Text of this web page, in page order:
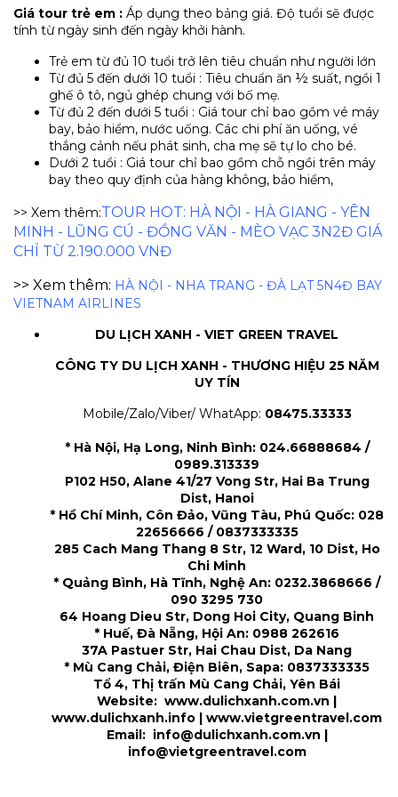
Giá tour trẻ em : Áp dụng theo bảng giá. Độ tuổi sẽ được
tính từ ngày sinh đến ngày khởi hành.
Trẻ em từ đủ 10 tuổi trở lên tiêu chuẩn như người lớn
Từ đủ 5 đến dưới 10 tuổi : Tiêu chuẩn ăn ½ suất, ngồi 1
ghế ô tô, ngủ ghép chung với bố mẹ.
Từ đủ 2 đến dưới 5 tuổi : Giá tour chỉ bao gồm vé máy
bay, bảo hiểm, nước uống. Các chi phí ăn uống, vé
thắng cảnh nếu phát sinh, cha mẹ sẽ tự lo cho bé.
Dưới 2 tuổi : Giá tour chỉ bao gồm chỗ ngồi trên máy
bay theo quy định của hàng không, bảo hiểm,
>> Xem thêm:TOUR HOT: HÀ NỘI - HÀ GIANG - YÊN
MINH - LŨNG CÚ - ĐỒNG VĂN - MÈO VẠC 3N2Đ GIÁ
CHỈ TỪ 2.190.000 VNĐ
>> Xem thêm: HÀ NỘI - NHA TRANG - ĐÀ LẠT 5N4Đ BAY
VIETNAM AIRLINES
DU LỊCH XANH - VIET GREEN TRAVEL
CÔNG TY DU LỊCH XANH - THƯƠNG HIỆU 25 NĂM
UY TÍN
Mobile/Zalo/Viber/ WhatApp: 08475.33333
* Hà Nội, Hạ Long, Ninh Bình: 024.66888684 /
0989.313339
P102 H50, Alane 41/27 Vong Str, Hai Ba Trung
Dist, Hanoi
* Hồ Chí Minh, Côn Đảo, Vũng Tàu, Phú Quốc: 028
22656666 / 0837333335
285 Cach Mang Thang 8 Str, 12 Ward, 10 Dist, Ho
Chi Minh
* Quảng Bình, Hà Tĩnh, Nghệ An: 0232.3868666 /
090 3295 730
64 Hoang Dieu Str, Dong Hoi City, Quang Binh
* Huế, Đà Nẵng, Hội An: 0988 262616
37A Pastuer Str, Hai Chau Dist, Da Nang
* Mù Cang Chải, Điện Biên, Sapa: 0837333335
Tổ 4, Thị trấn Mù Cang Chải, Yên Bái
Website: www.dulichxanh.com.vn |
www.dulichxanh.info | www.vietgreentravel.com
Email: info@dulichxanh.com.vn |
info@vietgreentravel.com